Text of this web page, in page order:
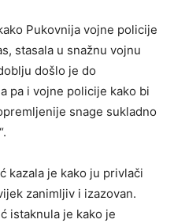
Pukovnija vojne policije
stasala u snažnu vojnu
došlo je do
pa i vojne policije kako bi
snage sukladno
kazala je kako ju privlači
zanimljiv i izazovan.
istaknula je kako je